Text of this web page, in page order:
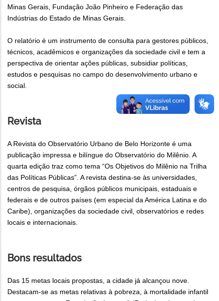
Minas Gerais, Fundação João Pinheiro e Federação das
Indústrias do Estado de Minas Gerais.
O relatório é um instrumento de consulta para gestores públicos,
técnicos, acadêmicos e organizações da sociedade civil e tem a
perspectiva de orientar ações públicas, subsidiar políticas,
estudos e pesquisas no campo do desenvolvimento urbano e
social.
Revista
A Revista do Observatório Urbano de Belo Horizonte é uma
publicação impressa e bilíngue do Observatório do Milênio. A
quarta edição traz como tema “Os Objetivos do Milênio na Trilha
das Políticas Públicas”. A revista destina-se às universidades,
centros de pesquisa, órgãos públicos municipais, estaduais e
federais e de outros países (em especial da América Latina e do
Caribe), organizações da sociedade civil, observatórios e redes
locais e internacionais.
Bons resultados
Das 15 metas locais propostas, a cidade já alcançou nove.
Destacam-se as metas relativas à pobreza, à mortalidade infantil